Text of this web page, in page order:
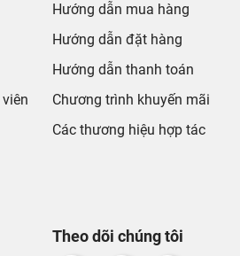
Hướng dẫn mua hàng
Hướng dẫn đặt hàng
Hướng dẫn thanh toán
Chương trình khuyến mãi
Các thương hiệu hợp tác
Theo dõi chúng tôi